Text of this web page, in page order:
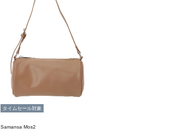
タイムセール対象
Samansa Mos2